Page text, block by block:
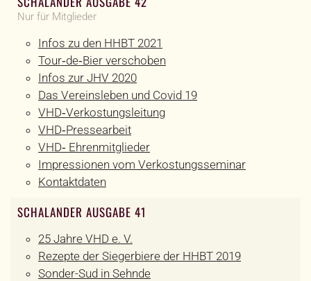
Nur für Mitglieder
Infos zu den HHBT 2021
Tour‐de‐Bier verschoben
Infos zur JHV 2020
Das Vereinsleben und Covid 19
VHD‐Verkostungsleitung
VHD‐Pressearbeit
VHD‐ Ehrenmitglieder
Impressionen vom Verkostungsseminar
Kontaktdaten
SCHALANDER AUSGABE 41
25 Jahre VHD e. V.
Rezepte der Siegerbiere der HHBT 2019
Sonder-Sud in Sehnde